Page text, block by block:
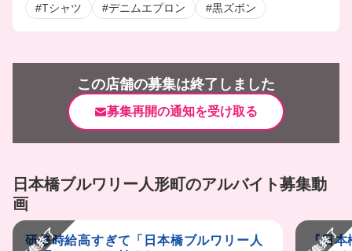
#Tシャツ #デニムエプロン #黒ズボン
この店舗の募集は終了しました
募集再開の通知を受け取る
日本橋ブルワリー人形町のアルバイト募集動
画
研修時給高すぎて「日本橋ブルワリー人
『日